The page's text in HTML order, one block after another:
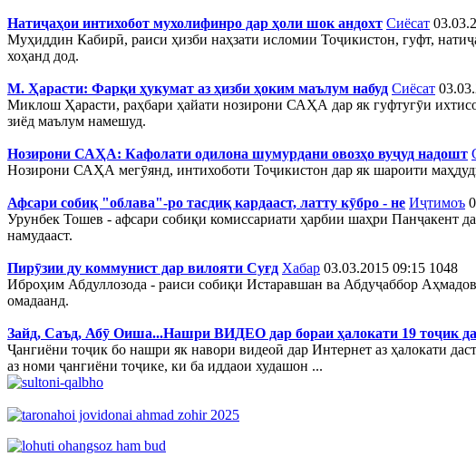
Натиҷаҳои интихобот мухолифинро дар ҳоли шок андохт Сиёсат
Муҳиддин Кабирӣ, раиси ҳизби наҳзати исломии Тоҷикистон, гуфт,
хоҳанд дод.
М. Ҳарасти: Фарқи ҳукумат аз ҳизби ҳоким маълум набуд Сиёсат
Миклош Ҳарасти, раҳбари ҳайати нозирони САҲА дар як гуфтугӯи
зиёд маълум намешуд.
Нозирони САҲА: Кафолати одилона шумурдани овозҳо вуҷуд надошт
Нозирони САҲА мегӯянд, интихоботи Тоҷикистон дар як шароити
Афсари собиқ "облава"-ро тасдиқ кардааст, латту кӯбро - не Иҷтимоъ
Урунбек Тошев - афсари собиқи комиссариати ҳарбии шаҳри Панҷакент
намудааст.
Пирӯзии ду коммунист дар вилояти Суғд Хабар 03.03.2015 09:15 1048
Иброҳим Абдуллозода - раиси собиқи Истаравшан ва Абдуҷаббор
омадаанд.
Зайд, Саъд, Абӯ Оиша...Нашри ВИДЕО дар бораи ҳалокати 19 тоҷик
Ҷангиёни тоҷик бо нашри як навори видеоӣ дар Интернет аз ҳалокати
аз номи ҷангиёни тоҷике, ки ба иддаои худашон ...